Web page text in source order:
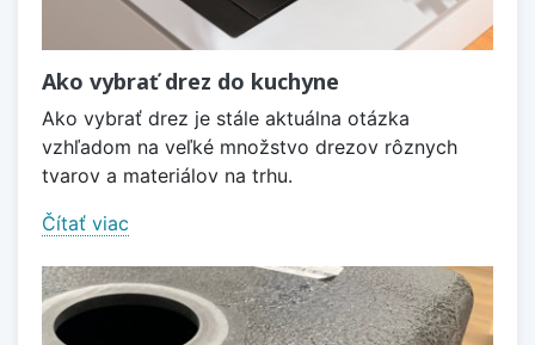
Ako vybrať drez do kuchyne
Ako vybrať drez je stále aktuálna otázka
vzhľadom na veľké množstvo drezov rôznych
tvarov a materiálov na trhu.
Čítať viac